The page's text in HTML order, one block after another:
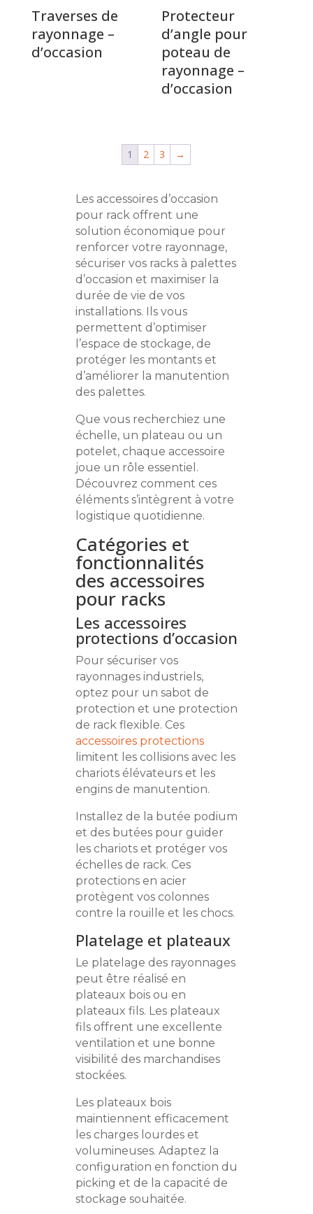
Traverses de
rayonnage –
d’occasion
Protecteur
d’angle pour
poteau de
rayonnage –
d’occasion
1 2 3 →
Les accessoires d’occasion
pour rack offrent une
solution économique pour
renforcer votre rayonnage,
sécuriser vos racks à palettes
d’occasion et maximiser la
durée de vie de vos
installations. Ils vous
permettent d’optimiser
l’espace de stockage, de
protéger les montants et
d’améliorer la manutention
des palettes.
Que vous recherchiez une
échelle, un plateau ou un
potelet, chaque accessoire
joue un rôle essentiel.
Découvrez comment ces
éléments s’intègrent à votre
logistique quotidienne.
Catégories et
fonctionnalités
des accessoires
pour racks
Les accessoires
protections d’occasion
Pour sécuriser vos
rayonnages industriels,
optez pour un sabot de
protection et une protection
de rack flexible. Ces
accessoires protections
limitent les collisions avec les
chariots élévateurs et les
engins de manutention.
Installez de la butée podium
et des butées pour guider
les chariots et protéger vos
échelles de rack. Ces
protections en acier
protègent vos colonnes
contre la rouille et les chocs.
Platelage et plateaux
Le platelage des rayonnages
peut être réalisé en
plateaux bois ou en
plateaux fils. Les plateaux
fils offrent une excellente
ventilation et une bonne
visibilité des marchandises
stockées.
Les plateaux bois
maintiennent efficacement
les charges lourdes et
volumineuses. Adaptez la
configuration en fonction du
picking et de la capacité de
stockage souhaitée.